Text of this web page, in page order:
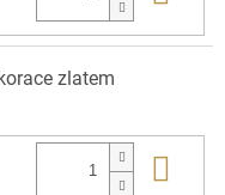
zlatem